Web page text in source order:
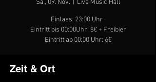
Sa., 09. Nov.
  |
Live Music Hall
Einlass: 23:00 Uhr ·
Eintritt bis 00:00Uhr: 8€ + Freibier
Eintritt ab 00:00 Uhr: 6€
Zeit & Ort